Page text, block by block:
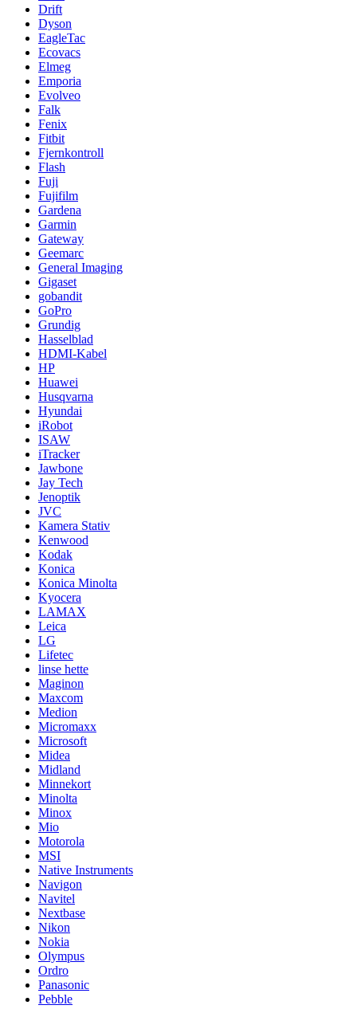
Drift
Dyson
EagleTac
Ecovacs
Elmeg
Emporia
Evolveo
Falk
Fenix
Fitbit
Fjernkontroll
Flash
Fuji
Fujifilm
Gardena
Garmin
Gateway
Geemarc
General Imaging
Gigaset
gobandit
GoPro
Grundig
Hasselblad
HDMI-Kabel
HP
Huawei
Husqvarna
Hyundai
iRobot
ISAW
iTracker
Jawbone
Jay Tech
Jenoptik
JVC
Kamera Stativ
Kenwood
Kodak
Konica
Konica Minolta
Kyocera
LAMAX
Leica
LG
Lifetec
linse hette
Maginon
Maxcom
Medion
Micromaxx
Microsoft
Midea
Midland
Minnekort
Minolta
Minox
Mio
Motorola
MSI
Native Instruments
Navigon
Navitel
Nextbase
Nikon
Nokia
Olympus
Ordro
Panasonic
Pebble